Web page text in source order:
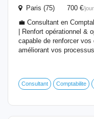
Paris (75) 700 €/jour
💼 Consultant en
| Renfort opérationnel &
capable de renforcer
améliorant vos
Consultant Comptabilite